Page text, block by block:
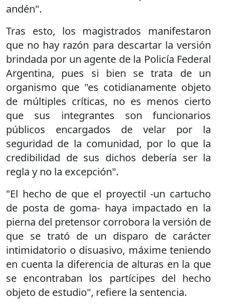
andén".
Tras esto, los magistrados manifestaron
que no hay razón para descartar la versión
brindada por un agente de la Policía Federal
Argentina, pues si bien se trata de un
organismo que "es cotidianamente objeto
de múltiples críticas, no es menos cierto
que sus integrantes son funcionarios
públicos encargados de velar por la
seguridad de la comunidad, por lo que la
credibilidad de sus dichos debería ser la
regla y no la excepción".
"El hecho de que el proyectil -un cartucho
de posta de goma- haya impactado en la
pierna del pretensor corrobora la versión de
que se trató de un disparo de carácter
intimidatorio o disuasivo, máxime teniendo
en cuenta la diferencia de alturas en la que
se encontraban los partícipes del hecho
objeto de estudio", refiere la sentencia.